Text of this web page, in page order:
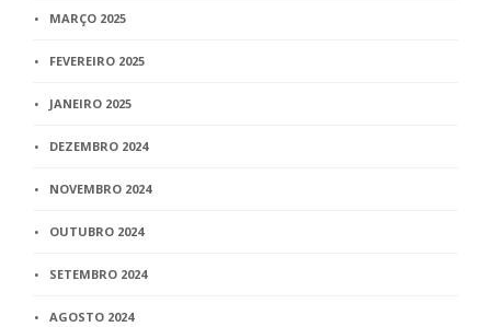
MARÇO 2025
FEVEREIRO 2025
JANEIRO 2025
DEZEMBRO 2024
NOVEMBRO 2024
OUTUBRO 2024
SETEMBRO 2024
AGOSTO 2024